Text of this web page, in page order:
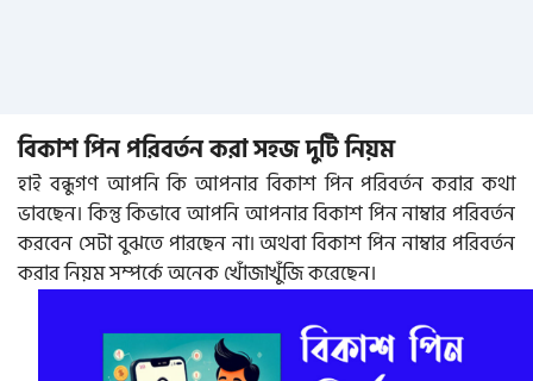
বিকাশ পিন পরিবর্তন করা সহজ দুটি নিয়ম
হাই বন্ধুগণ আপনি কি আপনার বিকাশ পিন পরিবর্তন করার কথা
ভাবছেন। কিন্তু কিভাবে আপনি আপনার বিকাশ পিন নাম্বার পরিবর্তন
করবেন সেটা বুঝতে পারছেন না। অথবা বিকাশ পিন নাম্বার পরিবর্তন
করার নিয়ম সম্পর্কে অনেক খোঁজাখুঁজি করেছেন।